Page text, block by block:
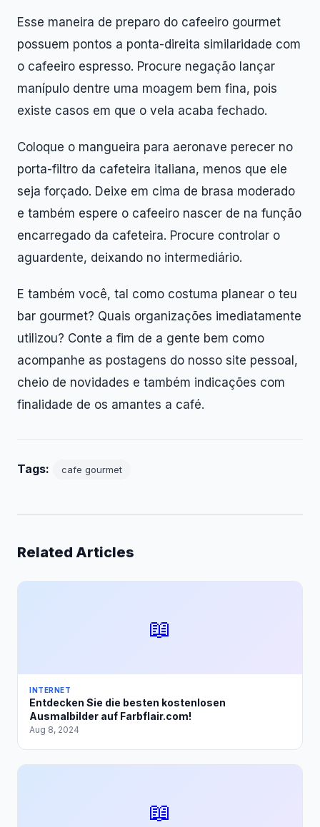
Esse maneira de preparo do cafeeiro gourmet
possuem pontos a ponta-direita similaridade com
o cafeeiro espresso. Procure negação lançar
manípulo dentre uma moagem bem fina, pois
existe casos em que o vela acaba fechado.
Coloque o mangueira para aeronave perecer no
porta-filtro da cafeteira italiana, menos que ele
seja forçado. Deixe em cima de brasa moderado
e também espere o cafeeiro nascer de na função
encarregado da cafeteira. Procure controlar o
aguardente, deixando no intermediário.
E também você, tal como costuma planear o teu
bar gourmet? Quais organizações imediatamente
utilizou? Conte a fim de a gente bem como
acompanhe as postagens do nosso site pessoal,
cheio de novidades e também indicações com
finalidade de os amantes a café.
Tags: cafe gourmet
Related Articles
📖
INTERNET
Entdecken Sie die besten kostenlosen
Ausmalbilder auf Farbflair.com!
Aug 8, 2024
📖